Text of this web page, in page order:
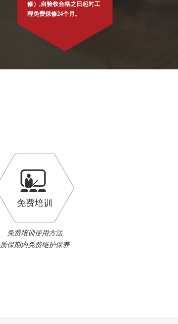
修）,自验收合格之日起对工
程免费保修24个月。
免费培训
免费培训使用方法
质保期内免费维护保养